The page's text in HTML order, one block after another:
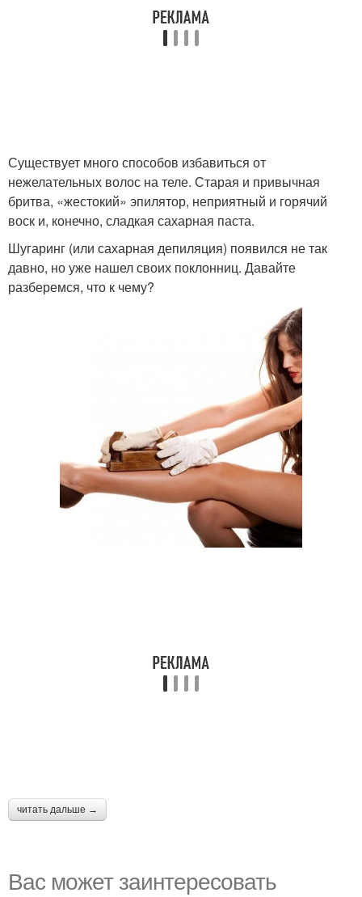
Существует много способов избавиться от
нежелательных волос на теле. Старая и привычная
бритва, «жестокий» эпилятор, неприятный и горячий
воск и, конечно, сладкая сахарная паста.
Шугаринг (или сахарная депиляция) появился не так
давно, но уже нашел своих поклонниц. Давайте
разберемся, что к чему?
читать дальше →
Вас может заинтересовать